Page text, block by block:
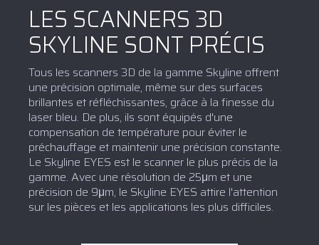
LES SCANNERS 3D
SKYLINE SONT PRÉCIS
Tous les scanners 3D de la gamme Skyline offrent
une précision optimale, même sur des surfaces
brillantes et réfléchissantes, grâce à la finesse du
laser bleu. De plus, ils sont équipés d'une
compensation de température pour éviter le
préchauffage et maintenir une précision constante.
Le Skyline EYES est le scanner le plus précis de la
gamme. Avec une résolution de 25μm et une
précision de 9μm, le Skyline EYES attire l'attention
sur les pièces et les applications les plus difficiles.